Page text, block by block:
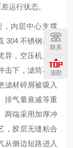
运行状态。
，内层中心支撑
304 不锈钢菱形
，空压机启停
击下，滤筒不会
滤材碎屑被吸入
排气量衰减等重
两端采用加厚冲
，胶层无缝粘合
从侧边短路进入
联系
顶部